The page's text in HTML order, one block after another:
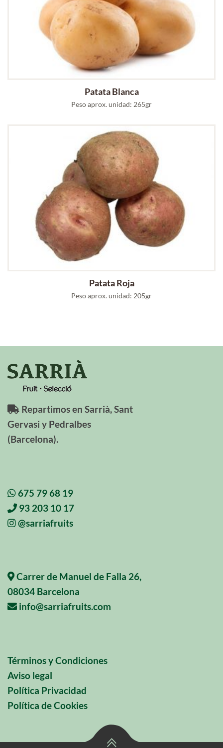
Patata Blanca
Peso aprox. unidad: 265gr
Patata Roja
Peso aprox. unidad: 205gr
Repartimos en Sarrià, Sant
Gervasi y Pedralbes
(Barcelona).
675 79 68 19
93 203 10 17
@sarriafruits
Carrer de Manuel de Falla 26,
08034 Barcelona
info@sarriafruits.com
Términos y Condiciones
Aviso legal
Política Privacidad
Política de Cookies